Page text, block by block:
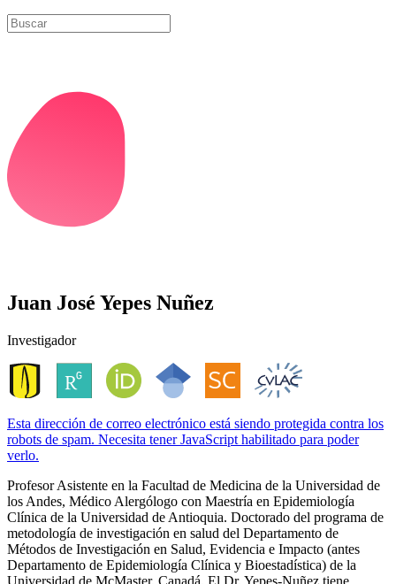
Juan José Yepes Nuñez
Investigador
Esta dirección de correo electrónico está siendo protegida contra los
robots de spam. Necesita tener JavaScript habilitado para poder
verlo.
Profesor Asistente en la Facultad de Medicina de la Universidad de
los Andes, Médico Alergólogo con Maestría en Epidemiología
Clínica de la Universidad de Antioquia. Doctorado del programa de
metodología de investigación en salud del Departamento de
Métodos de Investigación en Salud, Evidencia e Impacto (antes
Departamento de Epidemiología Clínica y Bioestadística) de la
Universidad de McMaster, Canadá. El Dr. Yepes-Nuñez tiene